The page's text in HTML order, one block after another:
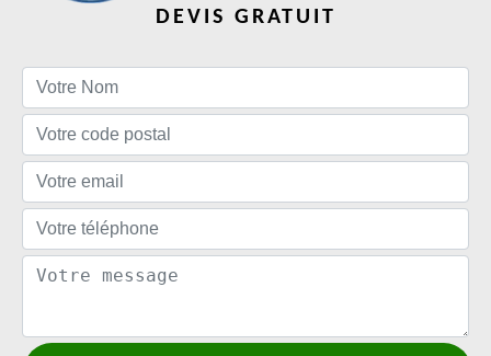
DEVIS GRATUIT